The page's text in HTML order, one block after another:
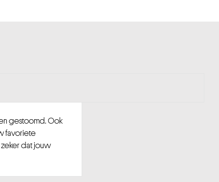
gestoomd. Ook
favoriete
dat jouw